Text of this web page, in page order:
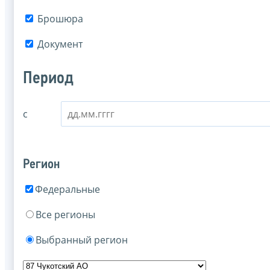
Брошюра
Документ
Период
с
Регион
Федеральные
Все регионы
Выбранный регион